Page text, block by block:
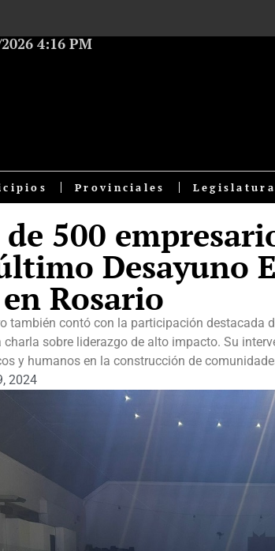
4:16 PM
Provinciales Legislatura
de 500
Desayuno
Rosario
también contó con la participación destacada
charla sobre liderazgo de alto impacto. Su
y humanos en la construcción de
2024